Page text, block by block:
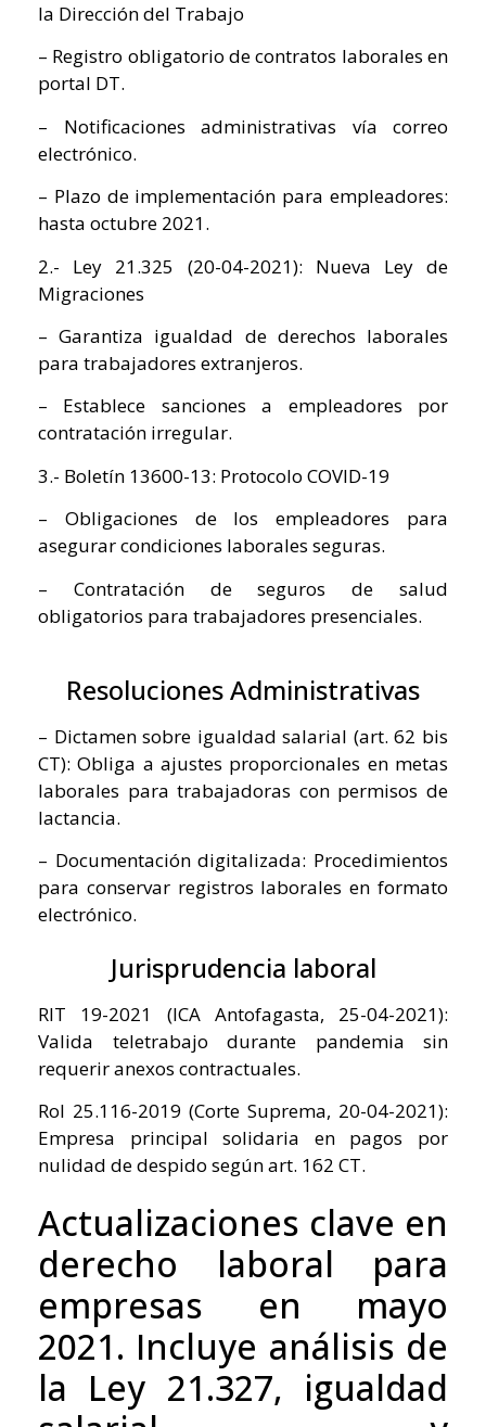
la Dirección del Trabajo
– Registro obligatorio de contratos laborales en
portal DT.
– Notificaciones administrativas vía correo
electrónico.
– Plazo de implementación para empleadores:
hasta octubre 2021.
2.- Ley 21.325 (20-04-2021): Nueva Ley de
Migraciones
– Garantiza igualdad de derechos laborales
para trabajadores extranjeros.
– Establece sanciones a empleadores por
contratación irregular.
3.- Boletín 13600-13: Protocolo COVID-19
– Obligaciones de los empleadores para
asegurar condiciones laborales seguras.
– Contratación de seguros de salud
obligatorios para trabajadores presenciales.
Resoluciones Administrativas
– Dictamen sobre igualdad salarial (art. 62 bis
CT): Obliga a ajustes proporcionales en metas
laborales para trabajadoras con permisos de
lactancia.
– Documentación digitalizada: Procedimientos
para conservar registros laborales en formato
electrónico.
Jurisprudencia laboral
RIT 19-2021 (ICA Antofagasta, 25-04-2021):
Valida teletrabajo durante pandemia sin
requerir anexos contractuales.
Rol 25.116-2019 (Corte Suprema, 20-04-2021):
Empresa principal solidaria en pagos por
nulidad de despido según art. 162 CT.
Actualizaciones clave en
derecho laboral para
empresas en mayo
2021. Incluye análisis de
la Ley 21.327, igualdad